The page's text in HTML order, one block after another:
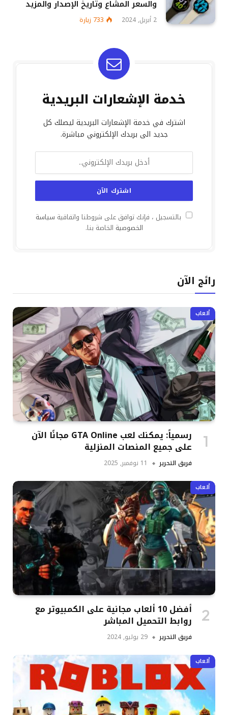
والسعر المشاع وتاريخ الإصدار والمزيد
2 أبريل, 2024 733 زيارة
خدمة الإشعارات البريدية
اشترك في خدمة الإشعارات البريدية ليصلك كل
جديد الى بريدك الإلكتروني مباشرة.
بالتسجيل ، فإنك توافق على شروطنا واتفاقية سياسة
الخصوصية الخاصة بنا.
رائج الآن
ألعاب
رسمياً: يمكنك لعب GTA Online مجانًا الآن
على جميع المنصات المنزلية
فريق التحرير 11 نوفمبر, 2025
ألعاب
أفضل 10 ألعاب مجانية على الكمبيوتر مع
روابط التحميل المباشر
فريق التحرير 29 يوليو, 2024
ألعاب